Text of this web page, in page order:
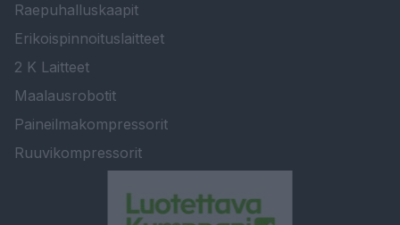
Raepuhalluskaapit
Erikoispinnoituslaitteet
2 K Laitteet
Maalausrobotit
Paineilmakompressorit
Ruuvikompressorit